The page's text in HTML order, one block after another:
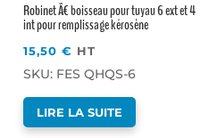
Robinet Ã€ boisseau pour tuyau 6 ext et 4
int pour remplissage kérosène
15,50€ HT
SKU: FES QHQS-6
LIRE LA SUITE